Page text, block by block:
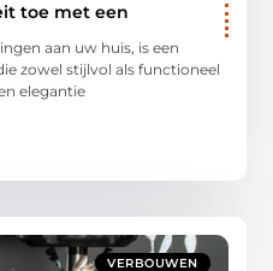
toe met een
aan uw huis, is een
zowel stijlvol als functioneel
elegantie
VERBOUWEN